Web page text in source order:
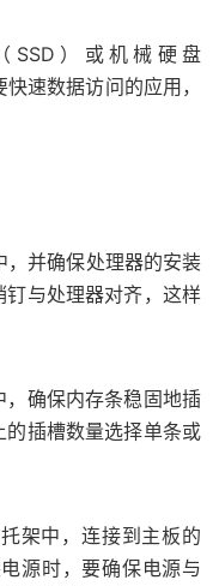
SSD）或机械硬盘
速数据访问的应用，
，并确保处理器的安装
与处理器对齐，这样
确保内存条稳固地插
的插槽数量选择单条或
架中，连接到主板的
源时，要确保电源与